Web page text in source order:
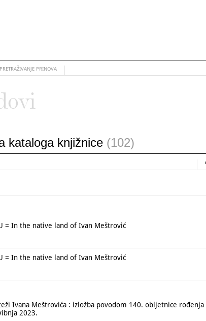
PRETRAŽIVANJE PRINOVA
kataloga knjižnice (102)
= In the native land of Ivan Meštrović
= In the native land of Ivan Meštrović
Ivana Meštrovića : izložba povodom 140. obljetnice
2023.